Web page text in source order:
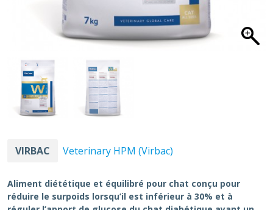
VIRBAC Veterinary HPM (Virbac)
Aliment diététique et équilibré pour chat conçu pour
réduire le surpoids lorsqu’il est inférieur à 30% et à